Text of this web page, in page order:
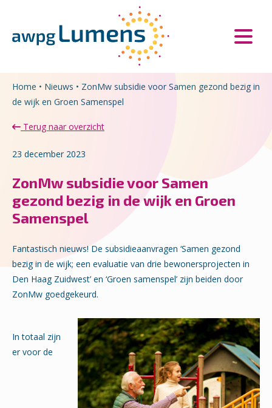
Home • Nieuws • ZonMw subsidie voor Samen gezond bezig in
de wijk en Groen Samenspel
Terug naar overzicht
23 december 2023
ZonMw subsidie voor Samen
gezond bezig in de wijk en Groen
Samenspel
Fantastisch nieuws! De subsidieaanvragen ‘Samen gezond
bezig in de wijk; een evaluatie van drie bewonersprojecten in
Den Haag Zuidwest’ en ‘Groen samenspel’ zijn beiden door
ZonMw goedgekeurd.
In totaal zijn
er voor de